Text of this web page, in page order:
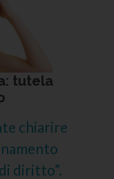
tutela
chiarire
diritto”.